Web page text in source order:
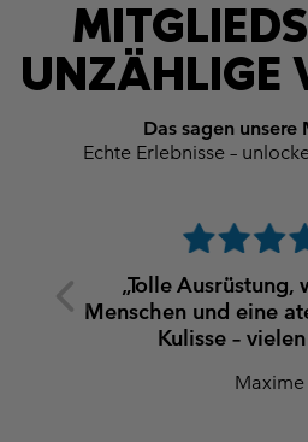
UNZÄHLIGE
Das sagen unsere
Echte Erlebnisse –
Previous
Slide
„Tolle Ausrüstung,
Menschen und eine
Kulisse –
Maxime